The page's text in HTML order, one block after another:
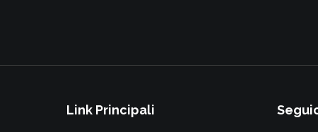
Link Principali